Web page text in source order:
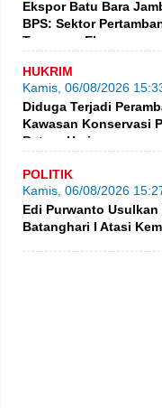
Ekspor Batu Bara
BPS: Sektor
Turunnya Ekspor
HUKRIM
Kamis, 06/08/2026
Diduga Terjadi
Kawasan Konservasi
BatangHari
POLITIK
Kamis, 06/08/2026
Edi Purwanto
Batanghari I Atasi